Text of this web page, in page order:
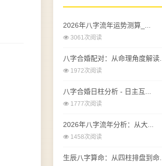
2026年八字流年运势测算_...
3061次阅读
八字合婚配对：从命理角度解读...
1972次阅读
八字合婚日柱分析 - 日主互...
1777次阅读
2026年八字流年分析：从大...
1458次阅读
生辰八字算命：从四柱排盘到命...